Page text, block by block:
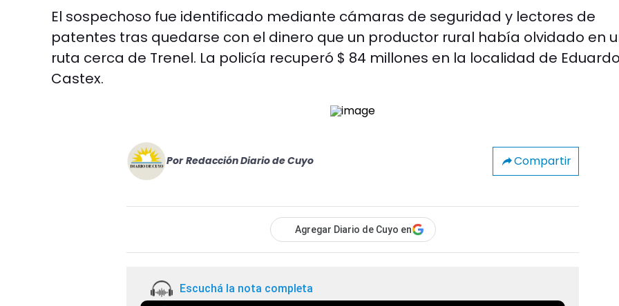
El sospechoso fue identificado mediante cámaras de seguridad y lectores de
patentes tras quedarse con el dinero que un productor rural había olvidado en
ruta cerca de Trenel. La policía recuperó $ 84 millones en la localidad de Eduardo
Castex.
Por Redacción Diario de Cuyo Compartir
Agregar Diario de Cuyo en
Escuchá la nota completa